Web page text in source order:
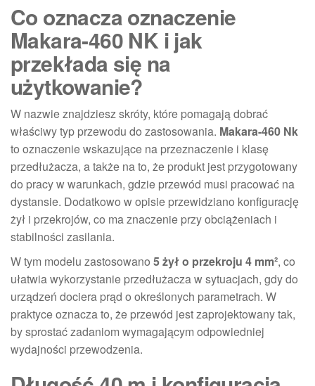
Co oznacza oznaczenie
Makara-460 NK i jak
przekłada się na
użytkowanie?
W nazwie znajdziesz skróty, które pomagają dobrać
właściwy typ przewodu do zastosowania. Makara-460 Nk
to oznaczenie wskazujące na przeznaczenie i klasę
przedłużacza, a także na to, że produkt jest przygotowany
do pracy w warunkach, gdzie przewód musi pracować na
dystansie. Dodatkowo w opisie przewidziano konfigurację
żył i przekrojów, co ma znaczenie przy obciążeniach i
stabilności zasilania.
W tym modelu zastosowano 5 żył o przekroju 4 mm², co
ułatwia wykorzystanie przedłużacza w sytuacjach, gdy do
urządzeń dociera prąd o określonych parametrach. W
praktyce oznacza to, że przewód jest zaprojektowany tak,
by sprostać zadaniom wymagającym odpowiedniej
wydajności przewodzenia.